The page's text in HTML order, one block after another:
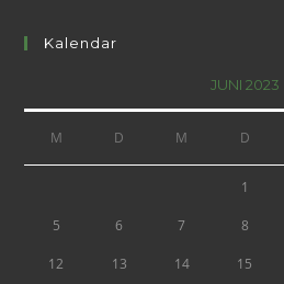
Kalendar
JUNI 2023
M D M D
1
5 6 7 8
12 13 14 15